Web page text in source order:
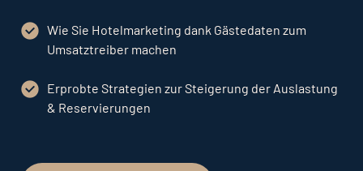
Wie Sie Hotelmarketing dank Gästedaten zum
Umsatztreiber machen
Erprobte Strategien zur Steigerung der Auslastung
& Reservierungen